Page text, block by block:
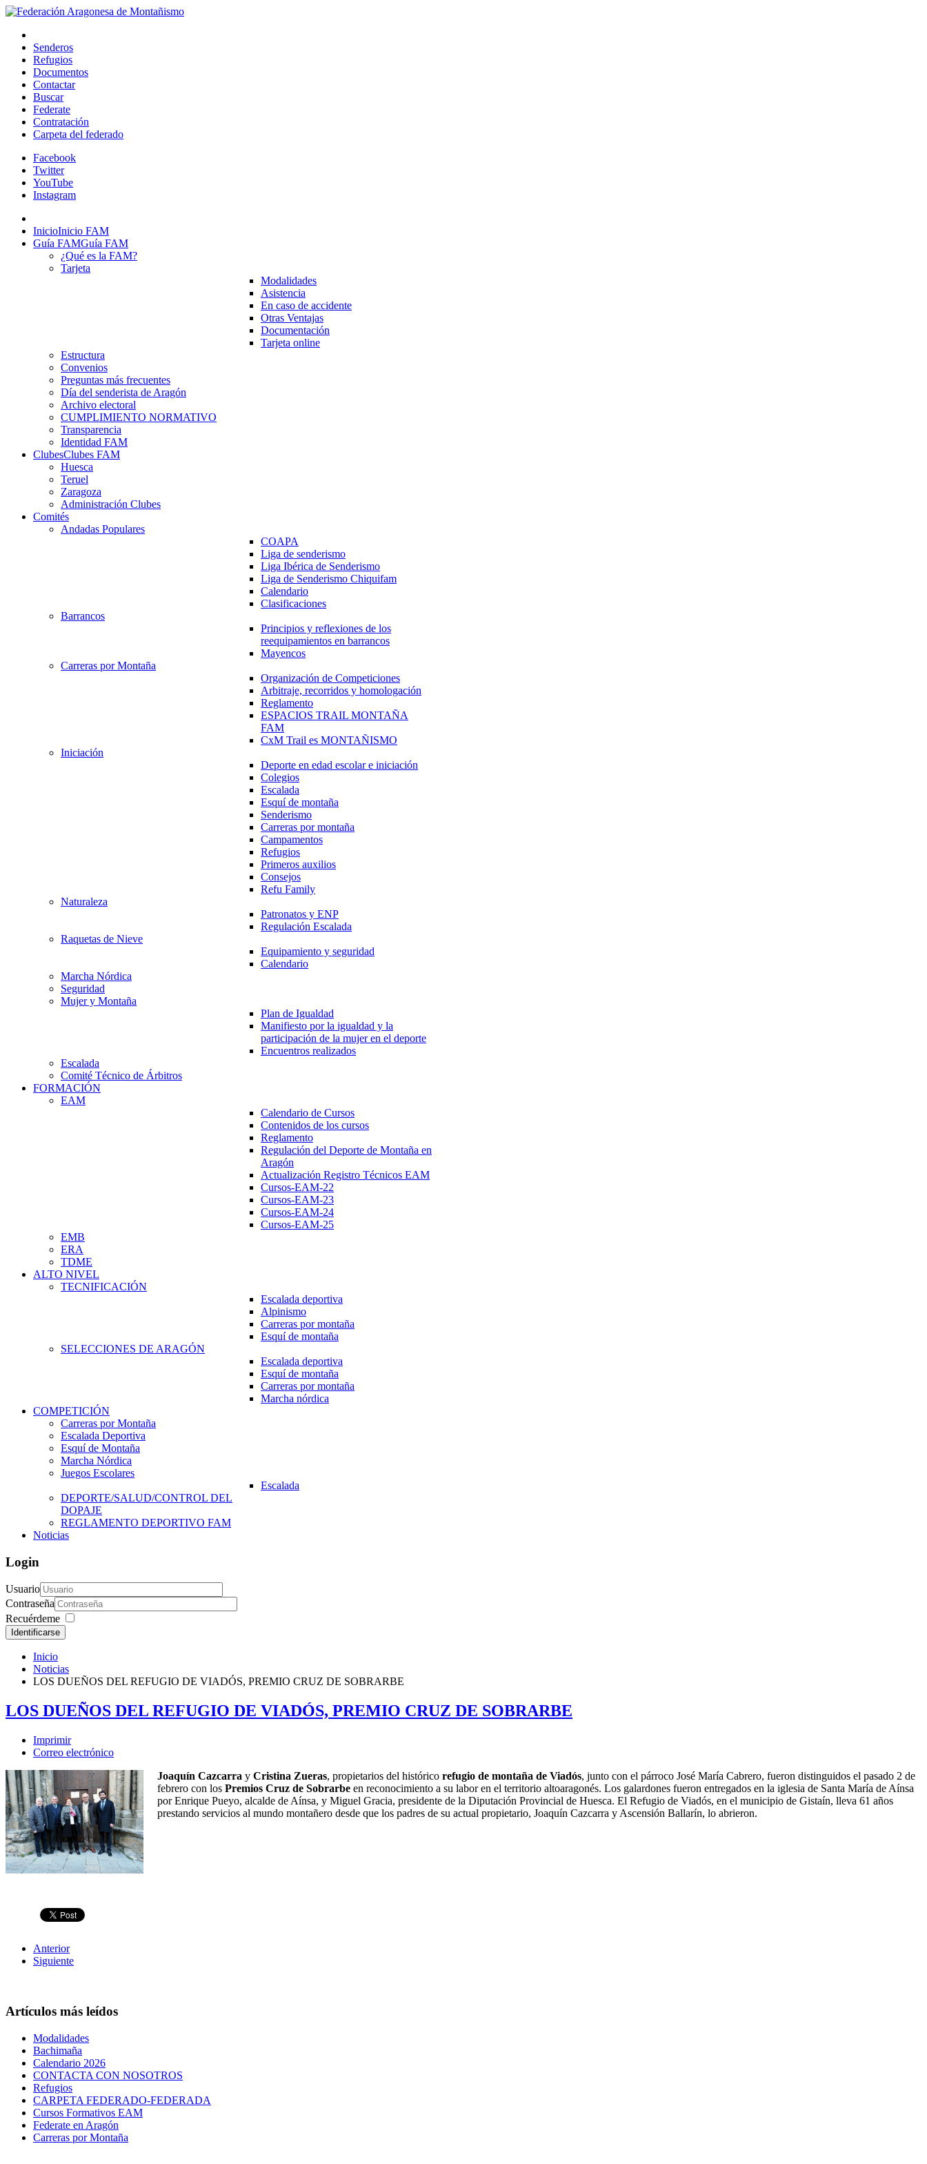
Senderos
Refugios
Documentos
Contactar
Buscar
Federate
Contratación
Carpeta del federado
Facebook
Twitter
YouTube
Instagram
InicioInicio FAM
Guía FAMGuía FAM
¿Qué es la FAM?
Tarjeta
Modalidades
Asistencia
En caso de accidente
Otras Ventajas
Documentación
Tarjeta online
Estructura
Convenios
Preguntas más frecuentes
Día del senderista de Aragón
Archivo electoral
CUMPLIMIENTO NORMATIVO
Transparencia
Identidad FAM
ClubesClubes FAM
Huesca
Teruel
Zaragoza
Administración Clubes
Comités
Andadas Populares
COAPA
Liga de senderismo
Liga Ibérica de Senderismo
Liga de Senderismo Chiquifam
Calendario
Clasificaciones
Barrancos
Principios y reflexiones de los
reequipamientos en barrancos
Mayencos
Carreras por Montaña
Organización de Competiciones
Arbitraje, recorridos y homologación
Reglamento
ESPACIOS TRAIL MONTAÑA
FAM
CxM Trail es MONTAÑISMO
Iniciación
Deporte en edad escolar e iniciación
Colegios
Escalada
Esquí de montaña
Senderismo
Carreras por montaña
Campamentos
Refugios
Primeros auxilios
Consejos
Refu Family
Naturaleza
Patronatos y ENP
Regulación Escalada
Raquetas de Nieve
Equipamiento y seguridad
Calendario
Marcha Nórdica
Seguridad
Mujer y Montaña
Plan de Igualdad
Manifiesto por la igualdad y la
participación de la mujer en el deporte
Encuentros realizados
Escalada
Comité Técnico de Árbitros
FORMACIÓN
EAM
Calendario de Cursos
Contenidos de los cursos
Reglamento
Regulación del Deporte de Montaña en
Aragón
Actualización Registro Técnicos EAM
Cursos-EAM-22
Cursos-EAM-23
Cursos-EAM-24
Cursos-EAM-25
EMB
ERA
TDME
ALTO NIVEL
TECNIFICACIÓN
Escalada deportiva
Alpinismo
Carreras por montaña
Esquí de montaña
SELECCIONES DE ARAGÓN
Escalada deportiva
Esquí de montaña
Carreras por montaña
Marcha nórdica
COMPETICIÓN
Carreras por Montaña
Escalada Deportiva
Esquí de Montaña
Marcha Nórdica
Juegos Escolares
Escalada
DEPORTE/SALUD/CONTROL DEL
DOPAJE
REGLAMENTO DEPORTIVO FAM
Noticias
Login
Usuario
Contraseña
Recuérdeme
Identificarse
Inicio
Noticias
LOS DUEÑOS DEL REFUGIO DE VIADÓS, PREMIO CRUZ DE SOBRARBE
LOS DUEÑOS DEL REFUGIO DE VIADÓS, PREMIO CRUZ DE SOBRARBE
Imprimir
Correo electrónico
Joaquín Cazcarra y Cristina Zueras, propietarios del histórico refugio de montaña de Viadós, junto con el párroco José María Cabrero, fueron distinguidos el pasado 2 de
febrero con los Premios Cruz de Sobrarbe en reconocimiento a su labor en el territorio altoaragonés. Los galardones fueron entregados en la iglesia de Santa María de Aínsa
por Enrique Pueyo, alcalde de Aínsa, y Miguel Gracia, presidente de la Diputación Provincial de Huesca. El Refugio de Viadós, en el municipio de Gistaín, lleva 61 años
prestando servicios al mundo montañero desde que los padres de su actual propietario, Joaquín Cazcarra y Ascensión Ballarín, lo abrieron.
Anterior
Siguiente
Artículos más leídos
Modalidades
Bachimaña
Calendario 2026
CONTACTA CON NOSOTROS
Refugios
CARPETA FEDERADO-FEDERADA
Cursos Formativos EAM
Federate en Aragón
Carreras por Montaña